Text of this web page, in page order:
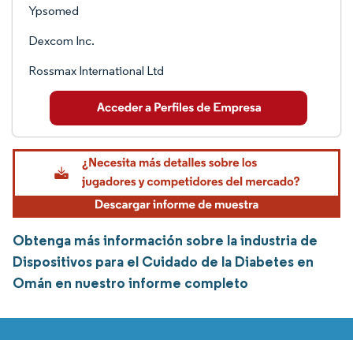
Ypsomed
Dexcom Inc.
Rossmax International Ltd
Obtenga más información sobre la industria de
Dispositivos para el Cuidado de la Diabetes en
Omán en nuestro informe completo